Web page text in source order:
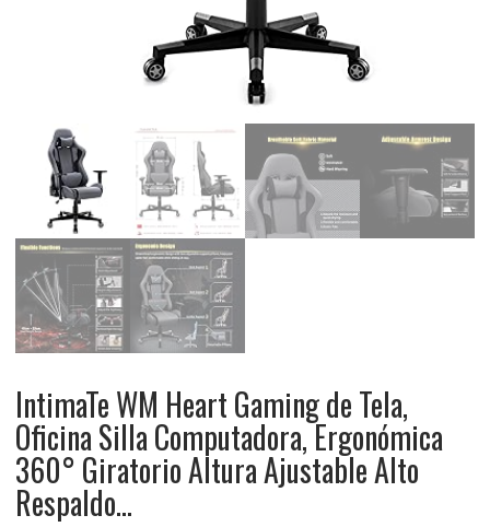
IntimaTe WM Heart Gaming de Tela,
Oficina Silla Computadora, Ergonómica
360° Giratorio Altura Ajustable Alto
Respaldo…